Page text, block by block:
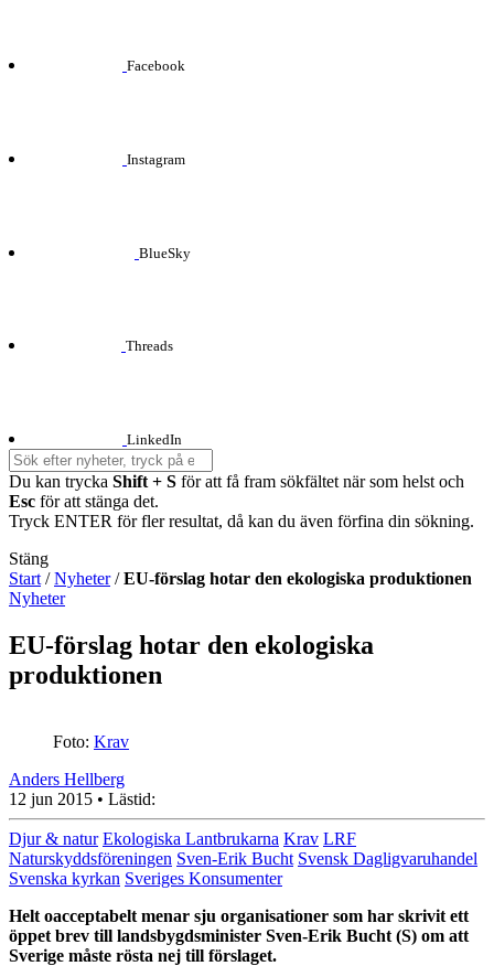
Facebook
Instagram
BlueSky
Threads
LinkedIn
Du kan trycka Shift + S för att få fram sökfältet när som helst och
Esc för att stänga det.
Tryck ENTER för fler resultat, då kan du även förfina din sökning.
Stäng
Start /Nyheter/EU-förslag hotar den ekologiska produktionen
Nyheter
EU-förslag hotar den ekologiska
produktionen
Foto: Krav
Anders Hellberg
12 jun 2015 • Lästid:
Djur & natur Ekologiska Lantbrukarna Krav LRF
Naturskyddsföreningen Sven-Erik Bucht Svensk Dagligvaruhandel
Svenska kyrkan Sveriges Konsumenter
Helt oacceptabelt menar sju organisationer som har skrivit ett
öppet brev till landsbygdsminister Sven-Erik Bucht (S) om att
Sverige måste rösta nej till förslaget.